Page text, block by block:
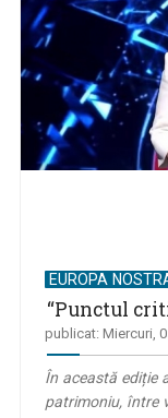
EUROPA
“Punctul
publicat: Miercuri,
În această ediție
patrimoniu, între